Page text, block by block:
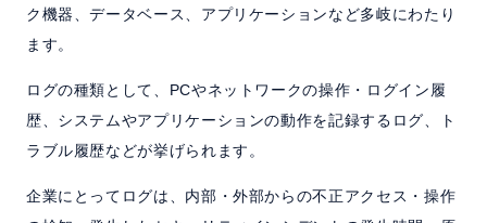
ク機器、データベース、アプリケーションなど多岐にわたり
ます。
ログの種類として、PCやネットワークの操作・ログイン履
歴、システムやアプリケーションの動作を記録するログ、ト
ラブル履歴などが挙げられます。
企業にとってログは、内部・外部からの不正アクセス・操作